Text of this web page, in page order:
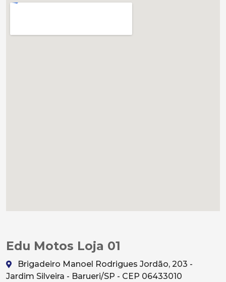
Edu Motos Loja 01
Brigadeiro Manoel Rodrigues Jordão, 203 -
Jardim Silveira - Barueri/SP - CEP 06433010